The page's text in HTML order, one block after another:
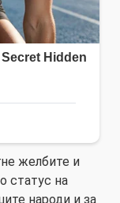
желбите и
статус на
народи и за